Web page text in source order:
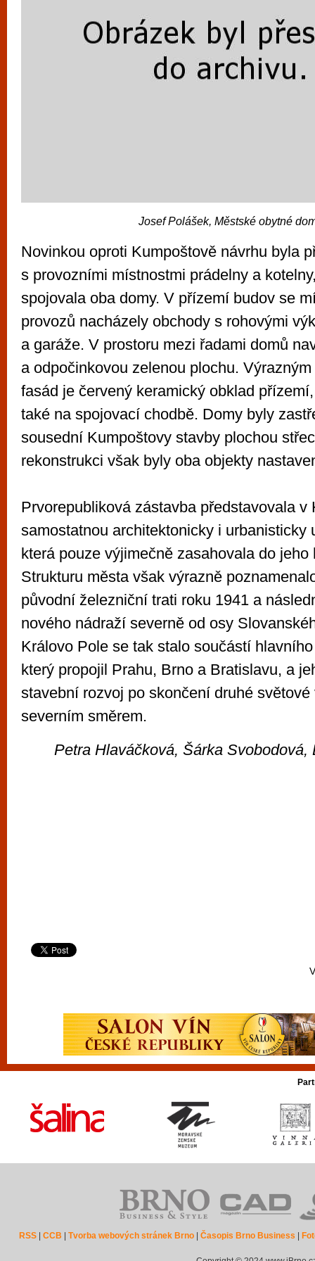
Josef Polášek, Městské obytné
Novinkou oproti Kumpoštově návrhu byla
s provozními místnostmi prádelny a
spojovala oba domy. V přízemí budov se
provozů nacházely obchody s rohovými
a garáže. V prostoru mezi řadami domů
a odpočinkovou zelenou plochu.
fasád je červený keramický obklad
také na spojovací chodbě. Domy byly
sousední Kumpoštovy stavby plochou
rekonstrukci však byly oba objekty
Prvorepubliková zástavba představovala v
samostatnou architektonicky i urbanisticky
která pouze výjimečně zasahovala do
Strukturu města však výrazně
původní železniční trati roku 1941 a
nového nádraží severně od osy
Královo Pole se tak stalo součástí
který propojil Prahu, Brno a Bratislavu, a
stavební rozvoj po skončení druhé
severním směrem.
Petra Hlaváčková, Šárka Svobodová,
RSS |CCB |Tvorba webových stránek Brno |Časopis Brno Business